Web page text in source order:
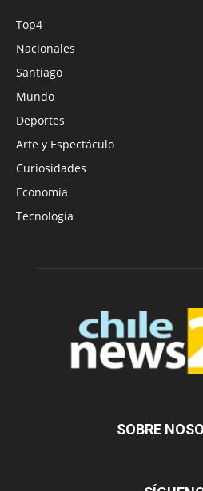
Top4
Nacionales
Santiago
Mundo
Deportes
Arte y Espectáculo
Curiosidades
Economía
Tecnología
SOBRE